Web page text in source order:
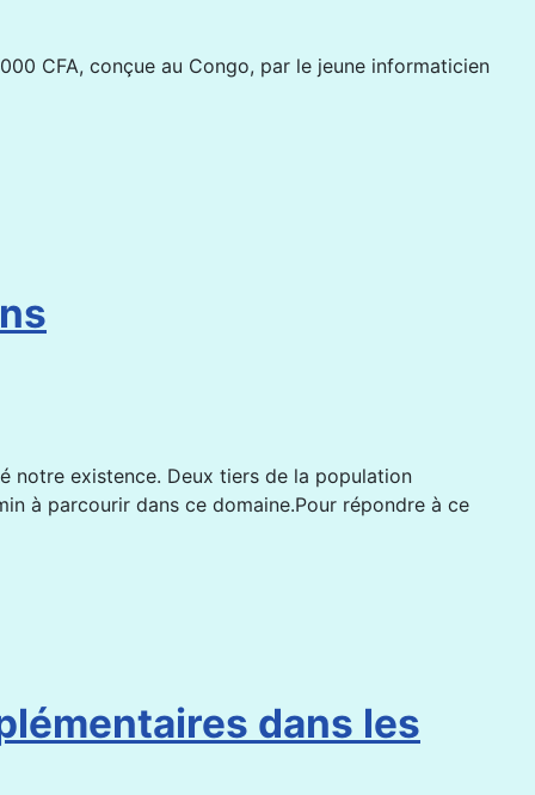
CFA, conçue au Congo, par le jeune informaticien
notre existence. Deux tiers de la population
à parcourir dans ce domaine.Pour répondre à ce
dans les